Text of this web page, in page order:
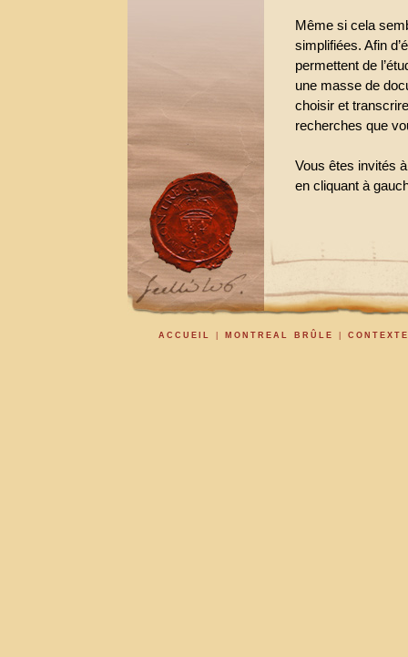
Même si cela
simplifiées. Afin
permettent de
une masse de
choisir et
recherches que
Vous êtes invités
en cliquant à
ACCUEIL MONTREAL BRÛLE CONTEXTE